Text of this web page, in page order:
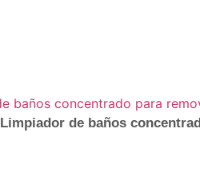
Limpiador de baños